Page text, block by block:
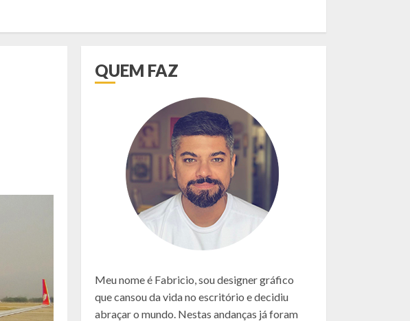
QUEM FAZ
Meu nome é Fabricio, sou designer gráfico
que cansou da vida no escritório e decidiu
abraçar o mundo. Nestas andanças já foram